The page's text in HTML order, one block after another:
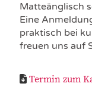
Matteänglisch
Eine
praktisch bei
freuen uns auf
Termin zum